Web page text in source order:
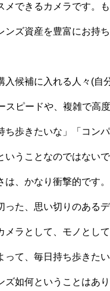
メできるカメラです。
ンズ資産を豊富にお持
入候補に入れる人々(自
スピードや、複雑で高
ち歩きたいな」「コン
いうことなのではない
は、かなり衝撃的です
った、思い切りのある
メラとして、モノとし
って、毎日持ち歩きた
ズ如何ということはあ